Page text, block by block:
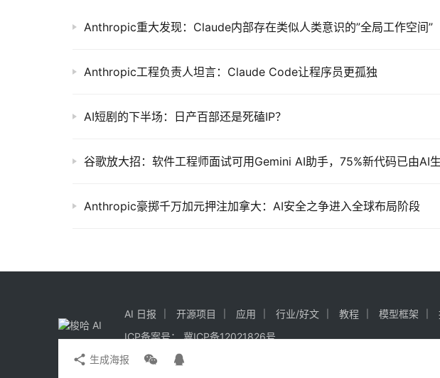
生成海报
Anthropic重大发现：Claude内部存在类似人类意识的”全局工作空间”
Anthropic工程负责人坦言：Claude Code让程序员更孤独
AI短剧的下半场：日产百部还是死磕IP？
谷歌放大招：软件工程师面试可用Gemini AI助手，75%新代码已由AI
Anthropic豪掷千万加元押注加拿大：AI安全之争进入全球布局阶段
AI 日报 开源项目 应用 行业/好文 教程 模型框架
ICP备案号：冀ICP备12021826号